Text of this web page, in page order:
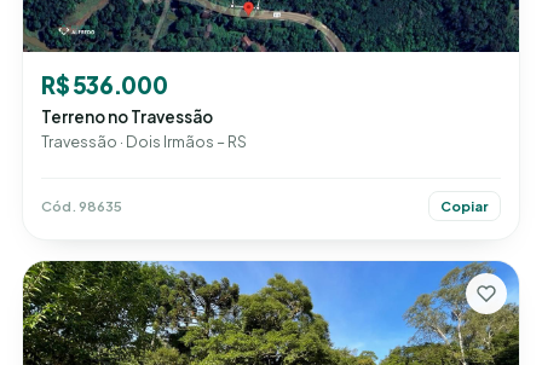
R$ 536.000
Terreno no Travessão
Travessão · Dois Irmãos – RS
Cód. 98635 Copiar